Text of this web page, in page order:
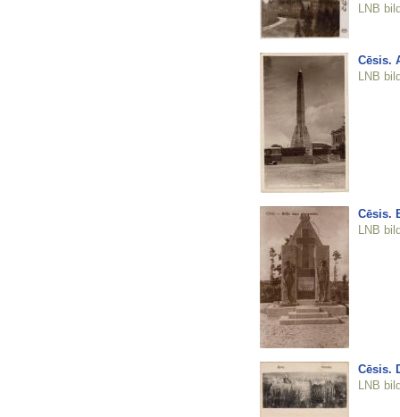
LNB
Cēsis.
LNB
Cēsis.
LNB
Cēsis.
LNB